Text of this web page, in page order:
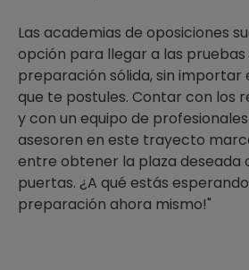
Las academias de oposiciones
opción para llegar a las
preparación sólida, sin importar
que te postules. Contar con los
y con un equipo de
asesoren en este trayecto
entre obtener la plaza deseada
puertas. ¿A qué estás
preparación ahora mismo!"